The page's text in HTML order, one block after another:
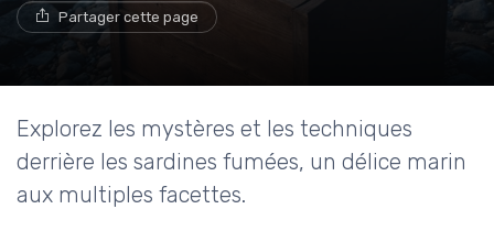
Partager cette page
Explorez les mystères et les techniques
derrière les sardines fumées, un délice marin
aux multiples facettes.